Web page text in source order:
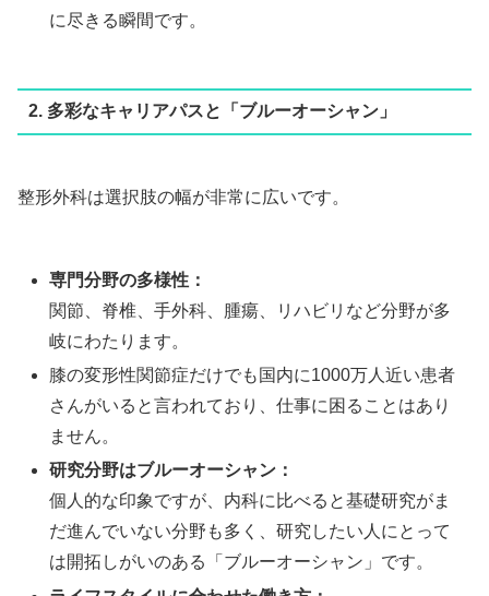
に尽きる瞬間です。
2. 多彩なキャリアパスと「ブルーオーシャン」
整形外科は選択肢の幅が非常に広いです。
専門分野の多様性：
関節、脊椎、手外科、腫瘍、リハビリなど分野が多
岐にわたります。
膝の変形性関節症だけでも国内に1000万人近い患者
さんがいると言われており、仕事に困ることはあり
ません。
研究分野はブルーオーシャン：
個人的な印象ですが、内科に比べると基礎研究がま
だ進んでいない分野も多く、研究したい人にとって
は開拓しがいのある「ブルーオーシャン」です。